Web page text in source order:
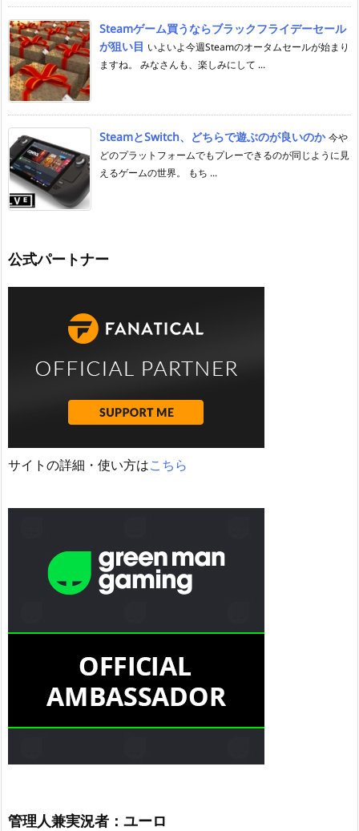
Steamゲーム買うならブラックフライデーセール
が狙い目 いよいよ今週Steamのオータムセールが始まり
ますね。 みなさんも、楽しみにして ...
SteamとSwitch、どちらで遊ぶのが良いのか 今や
どのプラットフォームでもプレーできるのが同じように見
えるゲームの世界。 もち ...
公式パートナー
サイトの詳細・使い方はこちら
管理人兼実況者：ユーロ